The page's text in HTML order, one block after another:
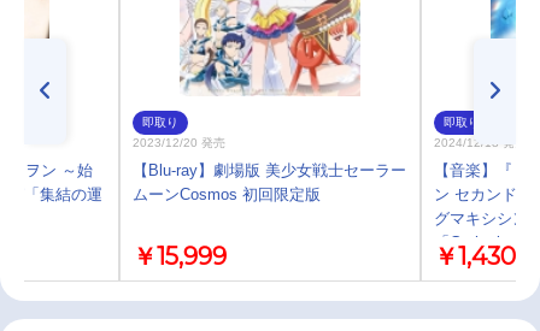
リヲン ～始
グ「集結の運
即取り
2023/12/20 発売
【Blu-ray】劇場版 美少女戦士セーラー
ムーンCosmos 初回限定版
￥15,999
即取り
2024/12/18 発売
【音楽】『Ｐ
ン セカンドイ
グマキシシン
「Gathering」
￥1,430